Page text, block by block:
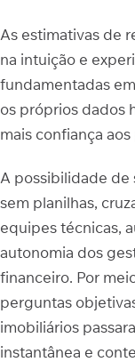
As estimativas de
na intuição e
fundamentadas
os próprios dados
mais confiança
A possibilidade de
sem planilhas,
equipes técnicas,
autonomia dos
financeiro. Por
perguntas
imobiliários
instantânea e